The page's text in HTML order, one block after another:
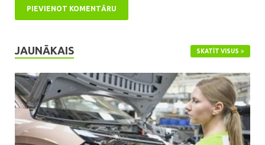
JAUNĀKAIS SKATĪT VISUS